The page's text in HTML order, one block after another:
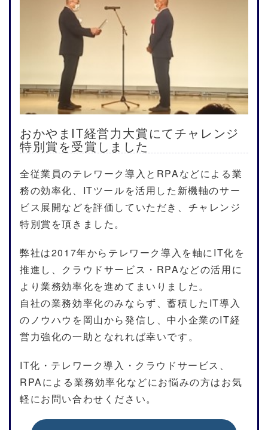
おかやまIT経営力大賞にてチャレンジ
特別賞を受賞しました
全従業員のテレワーク導入とRPAなどによる業
務の効率化、ITツールを活用した新機軸のサー
ビス展開などを評価していただき、チャレンジ
特別賞を頂きました。
弊社は2017年からテレワーク導入を軸にIT化を
推進し、クラウドサービス・RPAなどの活用に
より業務効率化を進めてまいりました。
自社の業務効率化のみならず、蓄積したIT導入
のノウハウを岡山から発信し、中小企業のIT経
営力強化の一助となれれば幸いです。
IT化・テレワーク導入・クラウドサービス、
RPAによる業務効率化などにお悩みの方はお気
軽にお問い合わせください。